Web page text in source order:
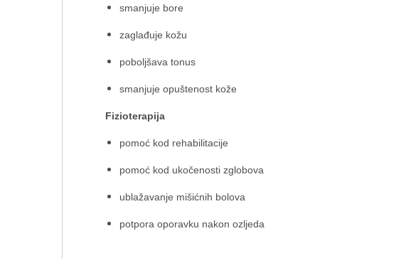
smanjuje bore
zaglađuje kožu
poboljšava tonus
smanjuje opuštenost kože
Fizioterapija
pomoć kod rehabilitacije
pomoć kod ukočenosti zglobova
ublažavanje mišićnih bolova
potpora oporavku nakon ozljeda